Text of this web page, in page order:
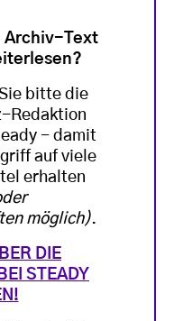
Archiv-Text
bitte die
Redaktion
- damit
auf viele
erhalten
möglich).
DIE
STEADY